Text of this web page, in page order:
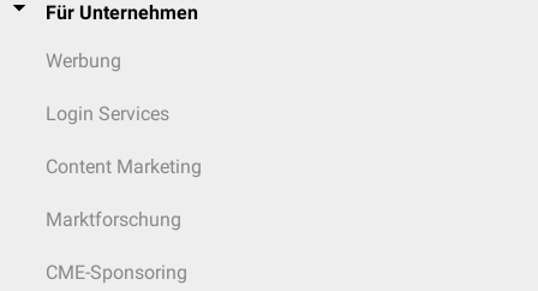
Für Unternehmen
Werbung
Login Services
Content Marketing
Marktforschung
CME-Sponsoring